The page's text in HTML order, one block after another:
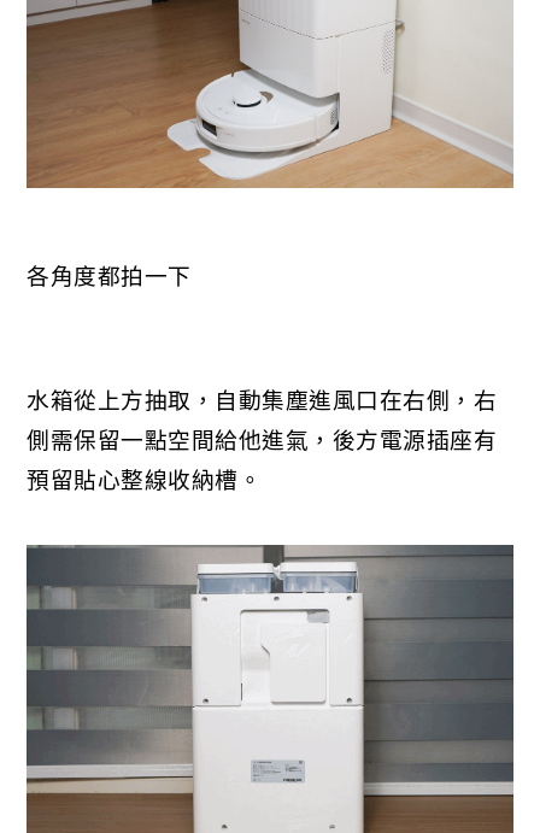
各角度都拍一下
水箱從上方抽取，自動集塵進風口在右側，右
側需保留一點空間給他進氣，後方電源插座有
預留貼心整線收納槽。